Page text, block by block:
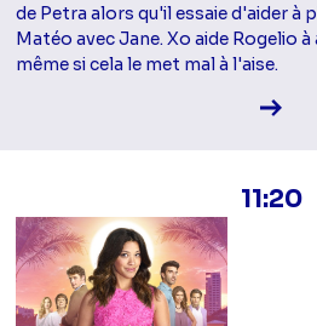
de Petra alors qu'il essaie d'aider à
Matéo avec Jane. Xo aide Rogelio
même si cela le met mal à l'aise.
Voir
11:20